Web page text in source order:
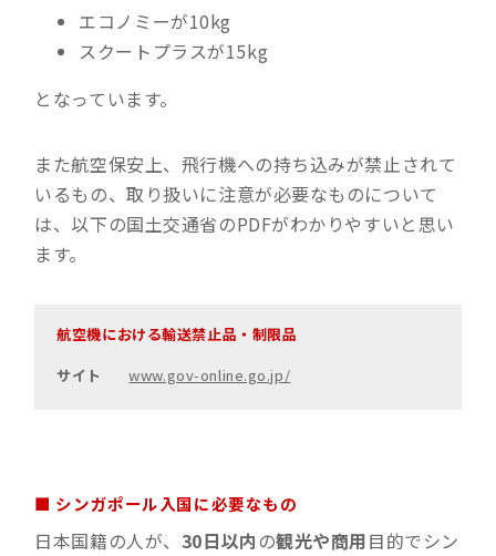
エコノミーが10kg
スクートプラスが15kg
となっています。
また航空保安上、 飛行機への持ち込みが禁止されて
いるもの、取り扱いに注意が必要なものについて
は、以下の国土交通省のPDFがわかりやすいと思い
ます。
航空機における輸送禁止品・制限品
サイト
www.gov-online.go.jp/
■ シンガポール入国に必要なもの
日本国籍の人が、 30日以内 の観光や商用目的でシン